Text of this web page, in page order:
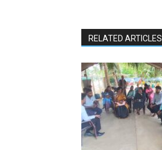
RELATED ARTICLES